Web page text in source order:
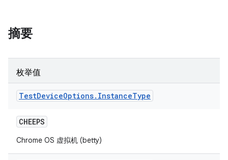
摘要
枚举值
TestDeviceOptions. InstanceType
CHEEPS
Chrome OS 虚拟机 (betty)